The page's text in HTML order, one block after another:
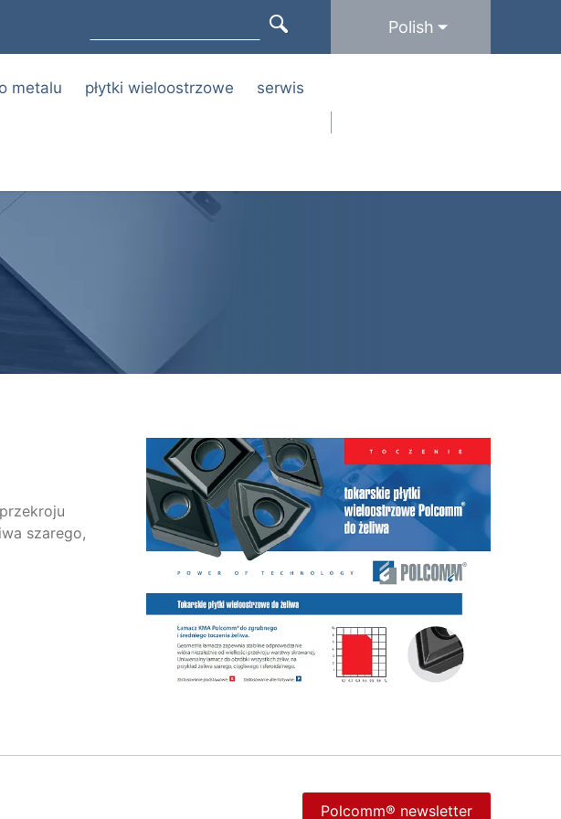
Polish
metalu płytki wieloostrzowe serwis
szarego,
Polcomm® newsletter